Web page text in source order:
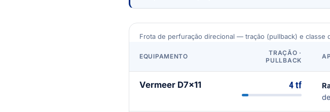
Frota de perfuração direcional — tração (pullback) e classe
EQUIPAMENTO
TRAÇÃO ·
PULLBACK
Vermeer D7×11 4 tf